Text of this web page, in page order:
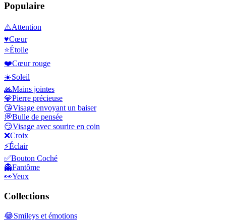
Populaire
⚠️Attention
♥️Cœur
⭐Étoile
❤️Cœur rouge
☀️Soleil
🙏Mains jointes
💎Pierre précieuse
😘Visage envoyant un baiser
💭Bulle de pensée
😏Visage avec sourire en coin
❌Croix
⚡Éclair
✅Bouton Coché
👻Fantôme
👀Yeux
Collections
😂Smileys et émotions